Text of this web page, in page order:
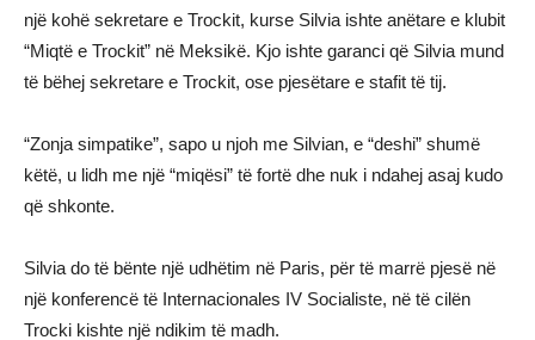
një kohë sekretare e Trockit, kurse Silvia ishte anëtare e klubit
“Miqtë e Trockit” në Meksikë. Kjo ishte garanci që Silvia mund
të bëhej sekretare e Trockit, ose pjesëtare e stafit të tij.
“Zonja simpatike”, sapo u njoh me Silvian, e “deshi” shumë
këtë, u lidh me një “miqësi” të fortë dhe nuk i ndahej asaj kudo
që shkonte.
Silvia do të bënte një udhëtim në Paris, për të marrë pjesë në
një konferencë të Internacionales IV Socialiste, në të cilën
Trocki kishte një ndikim të madh.